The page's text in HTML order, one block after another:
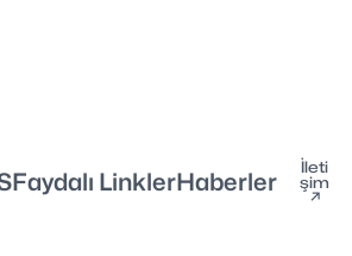
Faydalı LinklerHaberler
İleti
şim
↗